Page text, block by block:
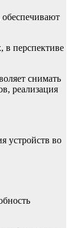
в перспективе
снимать
реализация
устройств во